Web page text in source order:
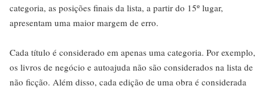
categoria, as posições finais da lista, a partir do 15º lugar,
apresentam uma maior margem de erro.
Cada título é considerado em apenas uma categoria. Por exemplo,
os livros de negócio e autoajuda não são considerados na lista de
não ficção. Além disso, cada edição de uma obra é considerada